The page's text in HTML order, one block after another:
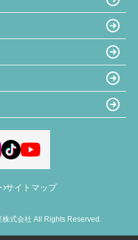
サイトマップ
式会社 All Rights Reserved.